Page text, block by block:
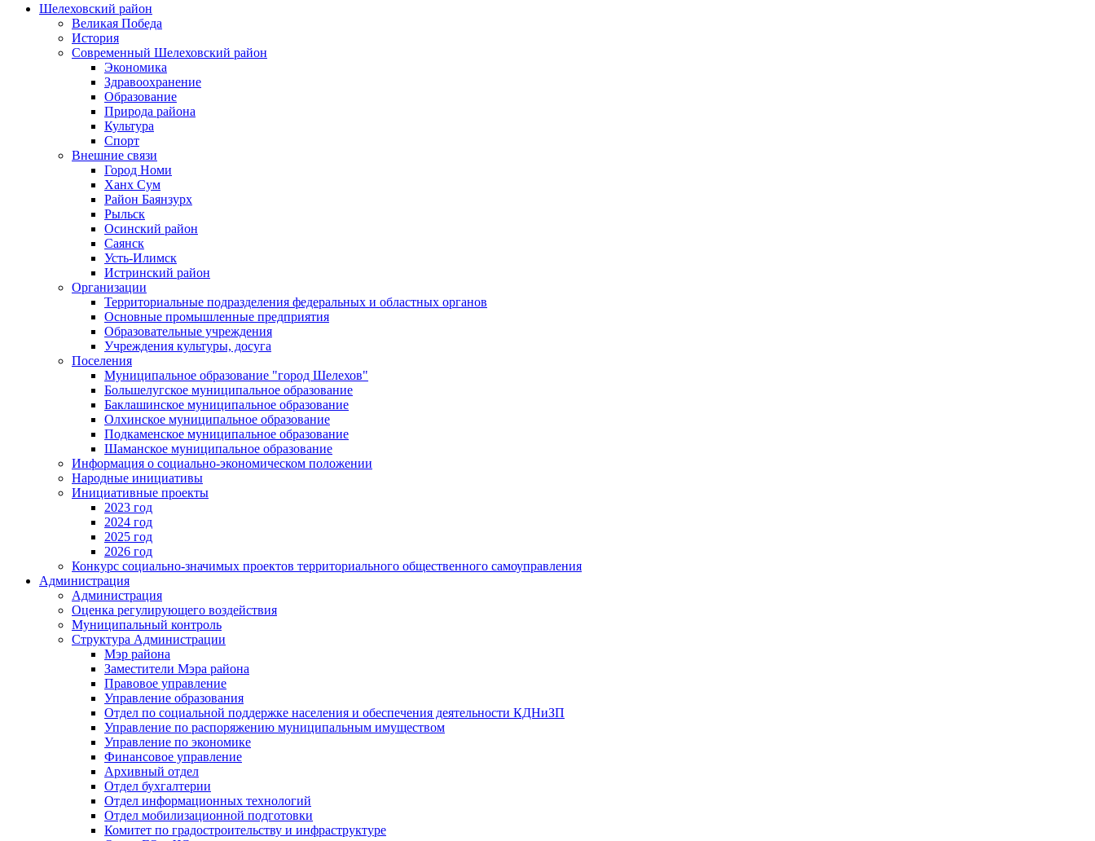
Шелеховский район
Великая Победа
История
Современный Шелеховский район
Экономика
Здравоохранение
Образование
Природа района
Культура
Спорт
Внешние связи
Город Номи
Ханх Сум
Район Баянзурх
Рыльск
Осинский район
Саянск
Усть-Илимск
Истринский район
Организации
Территориальные подразделения федеральных и областных органов
Основные промышленные предприятия
Образовательные учреждения
Учреждения культуры, досуга
Поселения
Муниципальное образование "город Шелехов"
Большелугское муниципальное образование
Баклашинское муниципальное образование
Олхинское муниципальное образование
Подкаменское муниципальное образование
Шаманское муниципальное образование
Информация о социально-экономическом положении
Народные инициативы
Инициативные проекты
2023 год
2024 год
2025 год
2026 год
Конкурс социально-значимых проектов территориального общественного самоуправления
Администрация
Администрация
Оценка регулирующего воздействия
Муниципальный контроль
Структура Администрации
Мэр района
Заместители Мэра района
Правовое управление
Управление образования
Отдел по социальной поддержке населения и обеспечения деятельности КДНиЗП
Управление по распоряжению муниципальным имуществом
Управление по экономике
Финансовое управление
Архивный отдел
Отдел бухгалтерии
Отдел информационных технологий
Отдел мобилизационной подготовки
Комитет по градостроительству и инфраструктуре